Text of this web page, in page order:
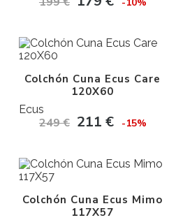
Colchón Cuna Ecus Care
120X60
Ecus
249€ 211 € -15%
Colchón Cuna Ecus Mimo
117X57